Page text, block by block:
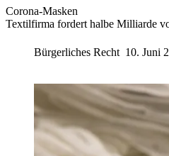
Corona-Masken
Textilfirma fordert halbe Milliarde
Bürgerliches Recht 10. Juni